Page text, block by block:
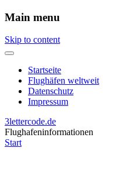
Main menu
Skip to content
Startseite
Flughäfen weltweit
Datenschutz
Impressum
3lettercode.de
Flughafeninformationen
Start